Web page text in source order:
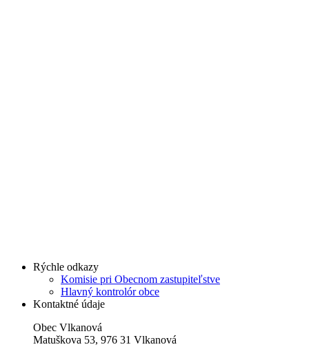
Rýchle odkazy
Komisie pri Obecnom zastupiteľstve
Hlavný kontrolór obce
Kontaktné údaje
Obec Vlkanová
Matuškova 53, 976 31 Vlkanová